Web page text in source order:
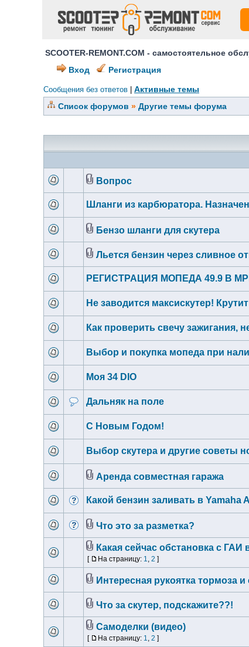
SCOOTER-REMONT.COM - самостоятельное
Вход
Регистрация
Сообщения без ответов
Активные темы
Список форумов » Другие темы форума
Вопрос
Шланги из карбюратора.
Бензо шланги для скутера
Льется бензин через сливное
РЕГИСТРАЦИЯ МОПЕДА 49.9 В
Не заводится максискутер!
Как проверить свечу зажигания,
Выбор и покупка мопеда при
Моя 34 DIO
Дальняк на поле
С Новым Годом!
Выбор скутера и другие советы
Аренда совместная гаража
Какой бензин заливать в Yamaha
Что это за разметка?
Какая сейчас обстановка с ГАИ
[ На страницу: 1, 2 ]
Интересная рукоятка тормоза
Что за скутер, подскажите??!
Самоделки (видео)
[ На страницу: 1, 2 ]